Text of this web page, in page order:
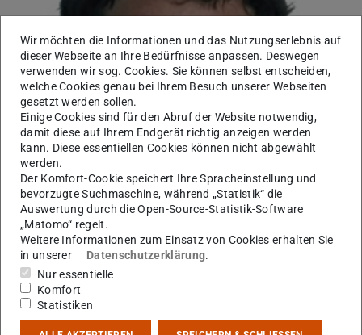
Arbeitsgebiet(e)
A01, A03
Kontakt
Wir möchten die Informationen und das Nutzungserlebnis auf
dieser Webseite an Ihre Bedürfnisse anpassen. Deswegen
verwenden wir sog. Cookies. Sie können selbst entscheiden,
welche Cookies genau bei Ihrem Besuch unserer Webseiten
gesetzt werden sollen.
Einige Cookies sind für den Abruf der Website notwendig,
damit diese auf Ihrem Endgerät richtig anzeigen werden
kann. Diese essentiellen Cookies können nicht abgewählt
werden.
Der Komfort-Cookie speichert Ihre Spracheinstellung und
bevorzugte Suchmaschine, während „Statistik“ die
Auswertung durch die Open-Source-Statistik-Software
„Matomo“ regelt.
Weitere Informationen zum Einsatz von Cookies erhalten Sie
in unserer
Datenschutzerklärung.
Nur essentielle
Komfort
Statistiken